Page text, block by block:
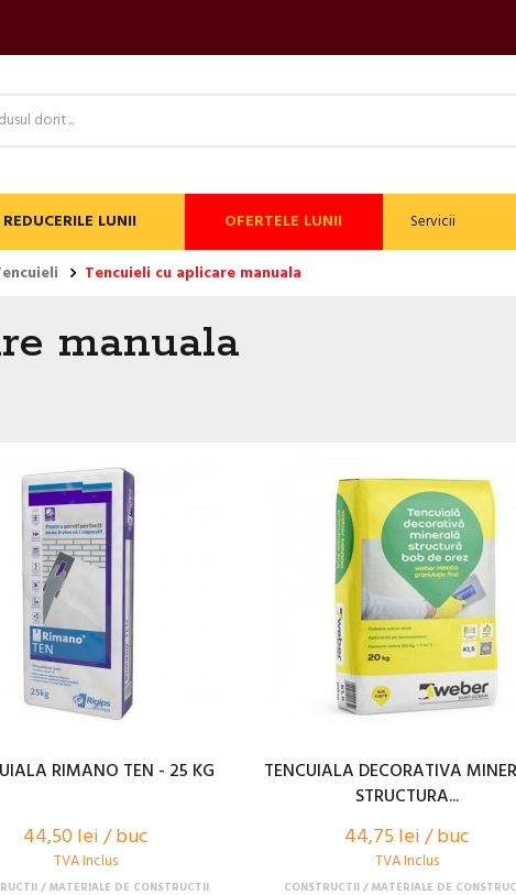
REDUCERILE LUNII OFERTELE LUNII Servicii
Tencuieli cu aplicare manuala
manuala
RIMANO TEN - 25 KG
44,50 lei / buc
TVA Inclus
MATERIALE DE CONSTRUCTII
TENCUIALA DECORATIVA
STRUCTURA...
44,75 lei / buc
TVA Inclus
CONSTRUCTII MATERIALE DE